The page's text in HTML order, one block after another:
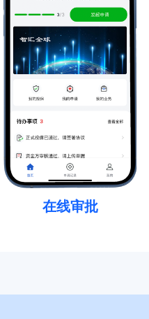
在线审批